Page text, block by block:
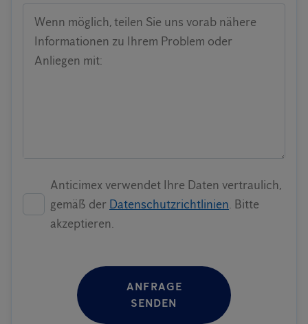
Wenn möglich, teilen Sie uns vorab nähere
Informationen zu Ihrem Problem oder
Anliegen mit:
Anticimex verwendet Ihre Daten vertraulich,
gemäß der Datenschutzrichtlinien. Bitte
akzeptieren.
ANFRAGE
SENDEN